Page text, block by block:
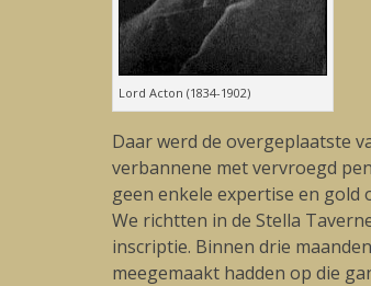
Lord Acton (1834-1902)
Daar werd de overgeplaatste
verbannene met vervroegd
geen enkele expertise en
We richtten in de Stella
inscriptie. Binnen drie
meegemaakt hadden op die